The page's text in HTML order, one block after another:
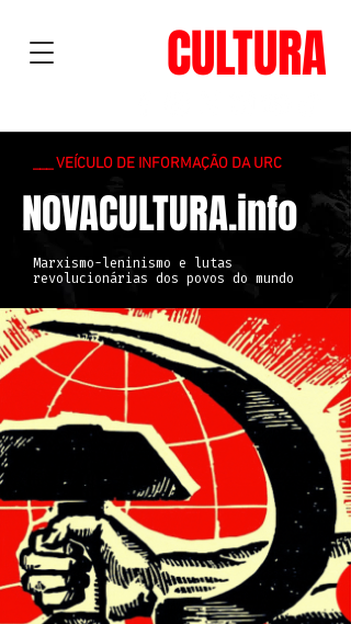
CULTURA
___ VEÍCULO DE INFORMAÇÃO DA URC
NOVACULTURA.info
Marxismo-leninismo e lutas
revolucionárias dos povos do mundo